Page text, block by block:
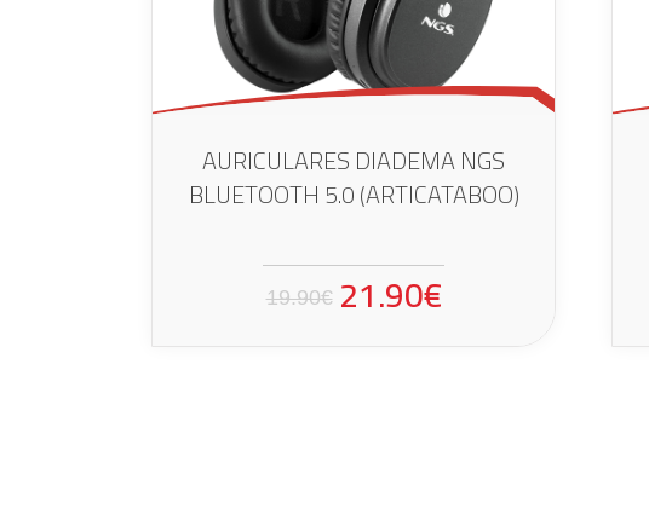
AURICULARES DIADEMA NGS
BLUETOOTH 5.0 (ARTICATABOO)
19.90€ 21.90€